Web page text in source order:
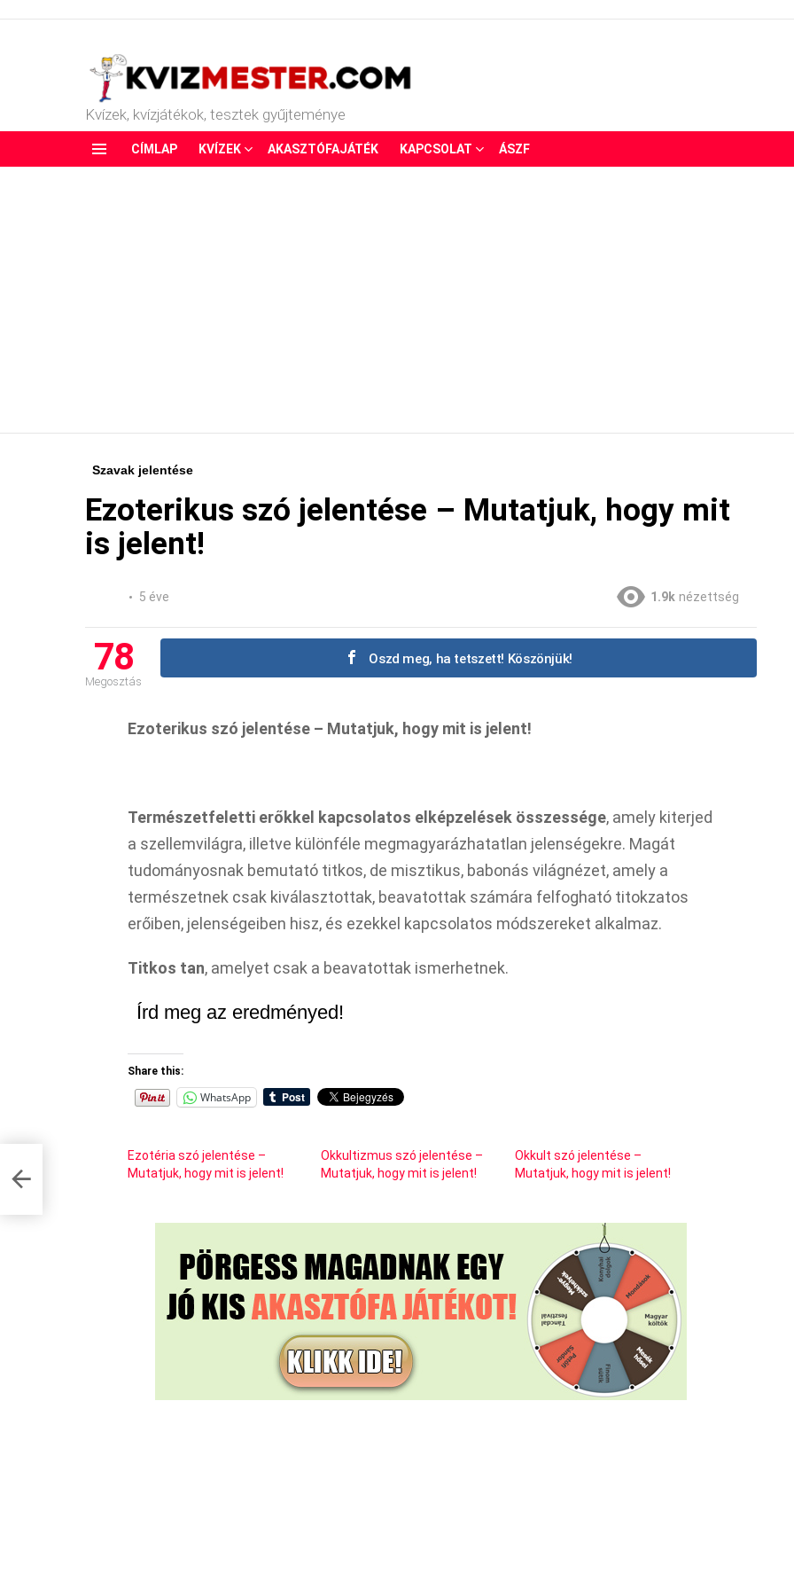
Kvízek, kvízjátékok, tesztek gyűjteménye
CÍMLAP KVÍZEK AKASZTÓFAJÁTÉK KAPCSOLAT ÁSZF
Szavak jelentése
Ezoterikus szó jelentése – Mutatjuk, hogy mit
is jelent!
5 éve 1.9k nézettség
78
Megosztás
Oszd meg, ha tetszett! Köszönjük!
Ezoterikus szó jelentése – Mutatjuk, hogy mit is jelent!
Természetfeletti erőkkel kapcsolatos elképzelések összessége, amely kiterjed
a szellemvilágra, illetve különféle megmagyarázhatatlan jelenségekre. Magát
tudományosnak bemutató titkos, de misztikus, babonás világnézet, amely a
természetnek csak kiválasztottak, beavatottak számára felfogható titokzatos
erőiben, jelenségeiben hisz, és ezekkel kapcsolatos módszereket alkalmaz.
Titkos tan, amelyet csak a beavatottak ismerhetnek.
Írd meg az eredményed!
Share this:
WhatsApp
Ezotéria szó jelentése –
Mutatjuk, hogy mit is jelent!
Okkultizmus szó jelentése –
Mutatjuk, hogy mit is jelent!
Okkult szó jelentése –
Mutatjuk, hogy mit is jelent!